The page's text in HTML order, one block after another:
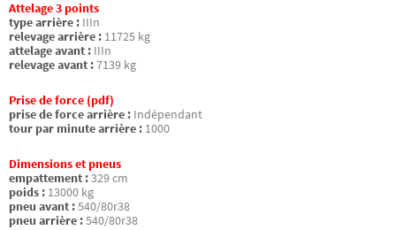
Attelage 3 points
type arrière : IIIn
relevage arrière : 11725 kg
attelage avant : IIIn
relevage avant :7139 kg
Prise de force (pdf)
prise de force arrière : Indépendant
tour par minute arrière : 1000
Dimensions et pneus
empattement :329 cm
poids : 13000 kg
pneu avant :540/80r38
pneu arrière :540/80r38